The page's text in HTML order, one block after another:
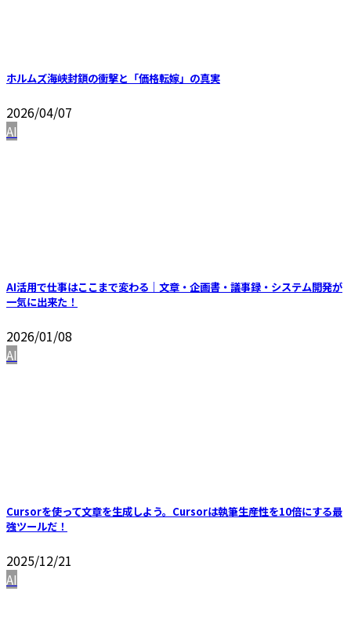
ホルムズ海峡封鎖の衝撃と「価格転嫁」の真実
2026/04/07
AI
AI活用で仕事はここまで変わる｜文章・企画書・議事録・システム開発が
一気に出来た！
2026/01/08
AI
Cursorを使って文章を生成しよう。Cursorは執筆生産性を10倍にする最
強ツールだ！
2025/12/21
AI